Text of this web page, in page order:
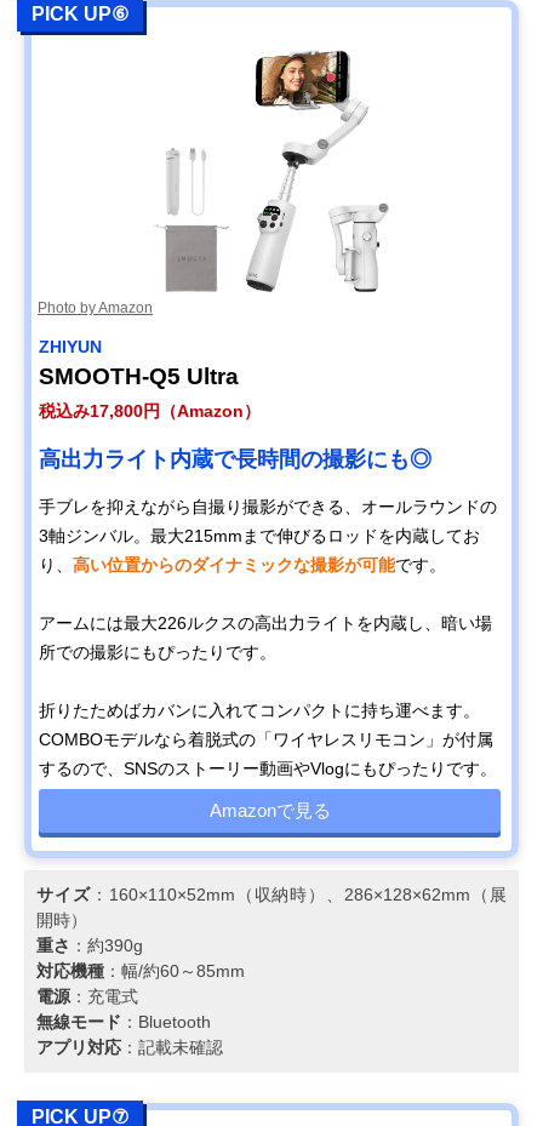
PICK UP⑥
Photo by Amazon
ZHIYUN
SMOOTH-Q5 Ultra
税込み17,800円（Amazon）
高出力ライト内蔵で長時間の撮影にも◎
手ブレを抑えながら自撮り撮影ができる、オールラウンドの
3軸ジンバル。最大215mmまで伸びるロッドを内蔵してお
り、 高い位置からのダイナミックな撮影が可能です。
アームには最大226ルクスの高出力ライトを内蔵し、暗い場
所での撮影にもぴったりです。
折りたためばカバンに入れてコンパクトに持ち運べます。
COMBOモデルなら着脱式の「ワイヤレスリモコン」が付属
するので、SNSのストーリー動画やVlogにもぴったりです。
Amazonで見る
サイズ：160×110×52mm（収納時）、286×128×62mm（展
開時）
重さ ：約390g
対応機種 ：幅/約60～85mm
電源 ：充電式
無線モード ：Bluetooth
アプリ対応 ：記載未確認
PICK UP⑦